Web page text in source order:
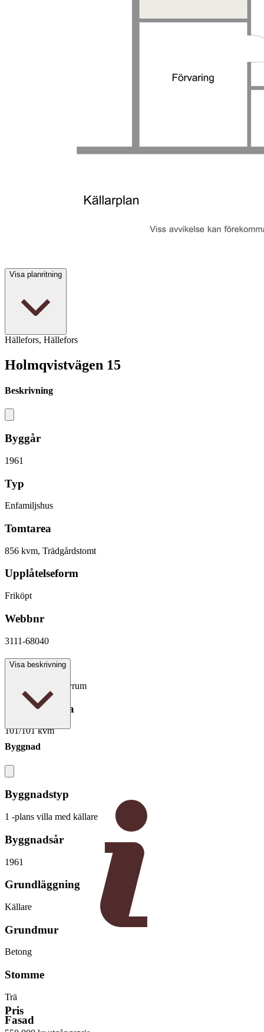
Visa planritning
Hällefors, Hällefors
Holmqvistvägen 15
Beskrivning
Byggår
1961
Typ
Enfamiljshus
Tomtarea
856 kvm, Trädgårdstomt
Upplåtelseform
Friköpt
Webbnr
3111-68040
Antal rum
3 rum varav 2 sovrum
Boarea/Biarea
101/101 kvm
Pris
Visa beskrivning
Byggnad
Byggnadstyp
1 -plans villa med källare
Byggnadsår
1961
Grundläggning
Källare
Grundmur
Betong
Stomme
Trä
Fasad